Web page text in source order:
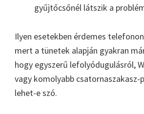
gyűjtőcsőnél látszik a
Ilyen esetekben érdemes
mert a tünetek alapján gyakran
hogy egyszerű lefolyódugulásról,
vagy komolyabb csatornaszakasz-
lehet-e szó.